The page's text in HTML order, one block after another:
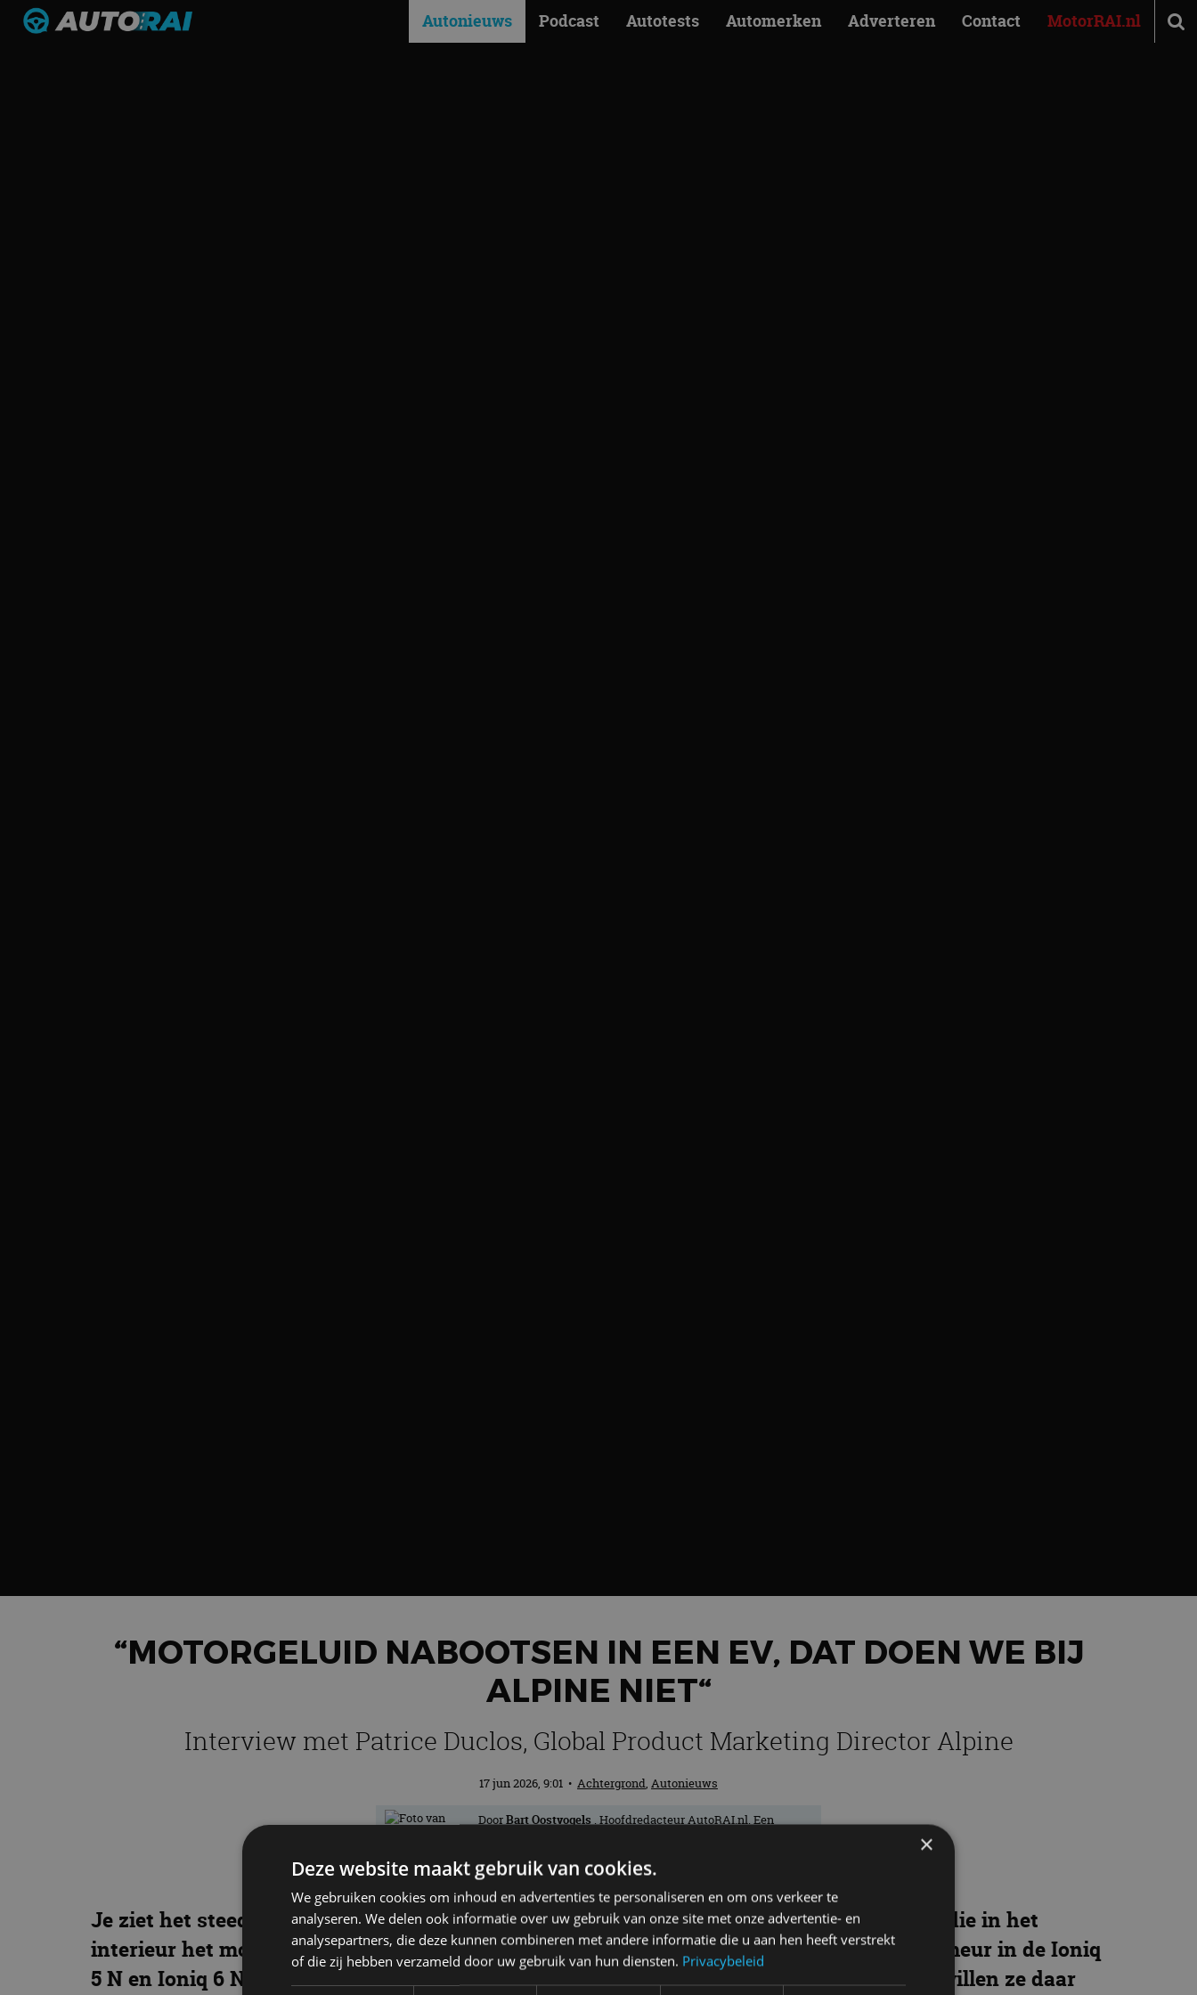
Autonieuws Podcast Autotests Automerken Adverteren Contact MotorRAI.nl
“MOTORGELUID NABOOTSEN IN EEN EV, DAT DOEN WE BIJ
ALPINE NIET“
Interview met Patrice Duclos, Global Product Marketing Director Alpine
17 jun 2026, 9:01 • Achtergrond, Autonieuws
DoorBart Oostvogels . Hoofdredacteur AutoRAI.nl. Een
Je ziet het steeds vaker. Of beter gezegd: je hoort het steeds vaker. Een elektrische auto die in het
interieur het motorgeluid van een brandstofmotor simuleert. Hyundai had hierin de primeur in de Ioniq
5 N en Ioniq 6 N, maar ook Porsche, Lexus en Mercedes-AMG gaan overstag. Bij Alpine willen ze daar
×
Deze website maakt gebruik van cookies.
We gebruiken cookies om inhoud en advertenties te personaliseren en om ons verkeer te
analyseren. We delen ook informatie over uw gebruik van onze site met onze advertentie- en
analysepartners, die deze kunnen combineren met andere informatie die u aan hen heeft verstrekt
of die zij hebben verzameld door uw gebruik van hun diensten. Privacybeleid